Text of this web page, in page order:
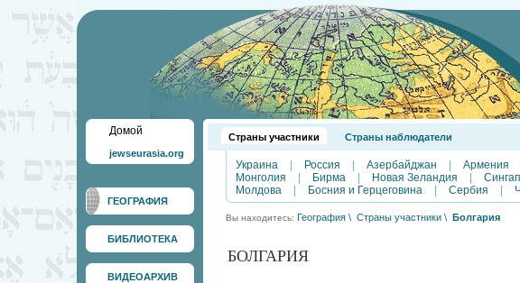
Домой
jewseurasia.org
ГЕОГРАФИЯ
БИБЛИОТЕКА
ВИДЕОАРХИВ
Страны участники Страны наблюдатели
Украина Россия Азербайджан Армения
Монголия
Бирма Новая Зеландия
Молдова
Босния и Герцеговина Сербия
Вы находитесь: География \ Страны участники \ Болгария
БОЛГАРИЯ